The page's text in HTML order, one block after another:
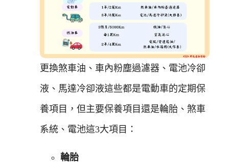
更換煞車油、車內粉塵過濾器、電池冷卻
液、馬達冷卻液這些都是電動車的定期保
養項目，但主要保養項目還是輪胎、煞車
系統、電池這3大項目：
輪胎